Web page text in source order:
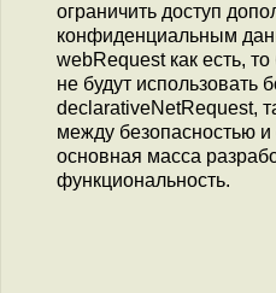
ограничить доступ
конфиденциальным
webRequest как есть,
не будут использовать
declarativeNetRequest,
между безопасностью
основная масса
функциональность.